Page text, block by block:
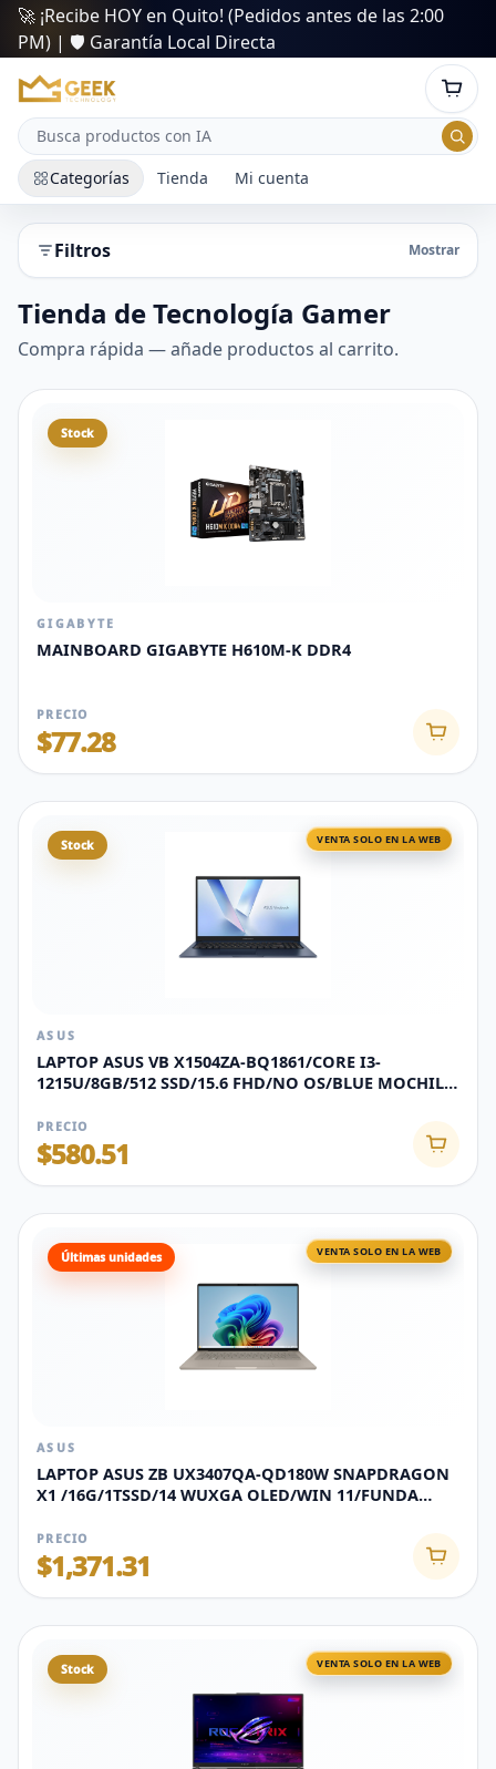
🚀 ¡Recibe HOY en Quito! (Pedidos antes de las 2:00
PM) | 🛡️ Garantía Local Directa
Categorías Tienda Mi cuenta
Filtros Mostrar
Tienda de Tecnología Gamer
Compra rápida — añade productos al carrito.
Stock
GIGABYTE
MAINBOARD GIGABYTE H610M-K DDR4
PRECIO
$77.28
VENTA SOLO EN LA WEB
Stock
ASUS
LAPTOP ASUS VB X1504ZA-BQ1861/CORE I3-
1215U/8GB/512 SSD/15.6 FHD/NO OS/BLUE MOCHILA
PRECIO
$580.51
VENTA SOLO EN LA WEB
Últimas unidades
ASUS
LAPTOP ASUS ZB UX3407QA-QD180W SNAPDRAGON
X1 /16G/1TSSD/14 WUXGA OLED/WIN 11/FUNDA
PRECIO
$1,371.31
VENTA SOLO EN LA WEB
Stock